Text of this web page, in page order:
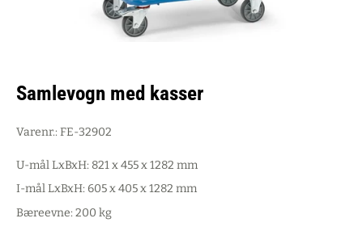
Samlevogn med kasser
Varenr.: FE-32902
U-mål LxBxH: 821 x 455 x 1282 mm
I-mål LxBxH: 605 x 405 x 1282 mm
Bæreevne: 200 kg